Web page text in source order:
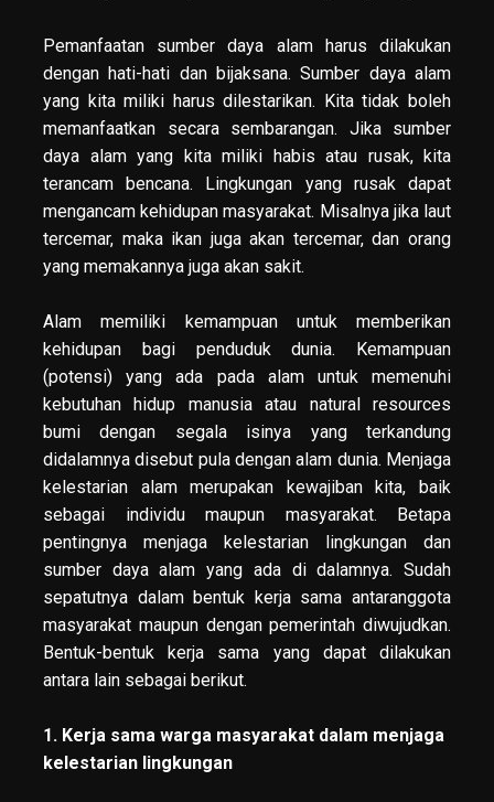
Pemanfaatan sumber daya alam harus dilakukan
dengan hati-hati dan bijaksana. Sumber daya alam
yang kita miliki harus dilestarikan. Kita tidak boleh
memanfaatkan secara sembarangan. Jika sumber
daya alam yang kita miliki habis atau rusak, kita
terancam bencana. Lingkungan yang rusak dapat
mengancam kehidupan masyarakat. Misalnya jika laut
tercemar, maka ikan juga akan tercemar, dan orang
yang memakannya juga akan sakit.
Alam memiliki kemampuan untuk memberikan
kehidupan bagi penduduk dunia. Kemampuan
(potensi) yang ada pada alam untuk memenuhi
kebutuhan hidup manusia atau natural resources
bumi dengan segala isinya yang terkandung
didalamnya disebut pula dengan alam dunia. Menjaga
kelestarian alam merupakan kewajiban kita, baik
sebagai individu maupun masyarakat. Betapa
pentingnya menjaga kelestarian lingkungan dan
sumber daya alam yang ada di dalamnya. Sudah
sepatutnya dalam bentuk kerja sama antaranggota
masyarakat maupun dengan pemerintah diwujudkan.
Bentuk-bentuk kerja sama yang dapat dilakukan
antara lain sebagai berikut.
1. Kerja sama warga masyarakat dalam menjaga
kelestarian lingkungan